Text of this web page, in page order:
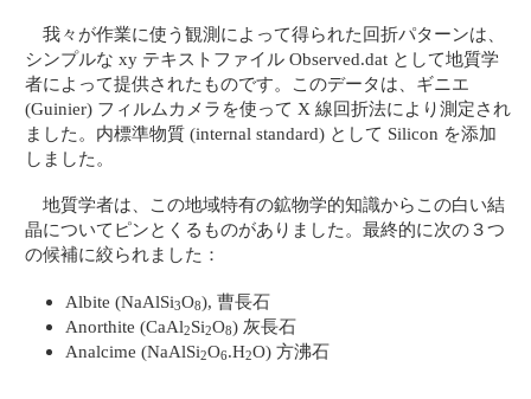
我々が作業に使う観測によって得られた回折パターンは、
シンプルな xy テキストファイル Observed.dat として地質学
者によって提供されたものです。このデータは、ギニエ
(Guinier) フィルムカメラを使って X 線回折法により測定され
ました。内標準物質 (internal standard) として Silicon を添加
しました。
地質学者は、この地域特有の鉱物学的知識からこの白い結
晶についてピンとくるものがありました。最終的に次の３つ
の候補に絞られました：
Albite (NaAlSi3O8), 曹長石
Anorthite (CaAl2Si2O8) 灰長石
Analcime (NaAlSi2O6.H2O) 方沸石